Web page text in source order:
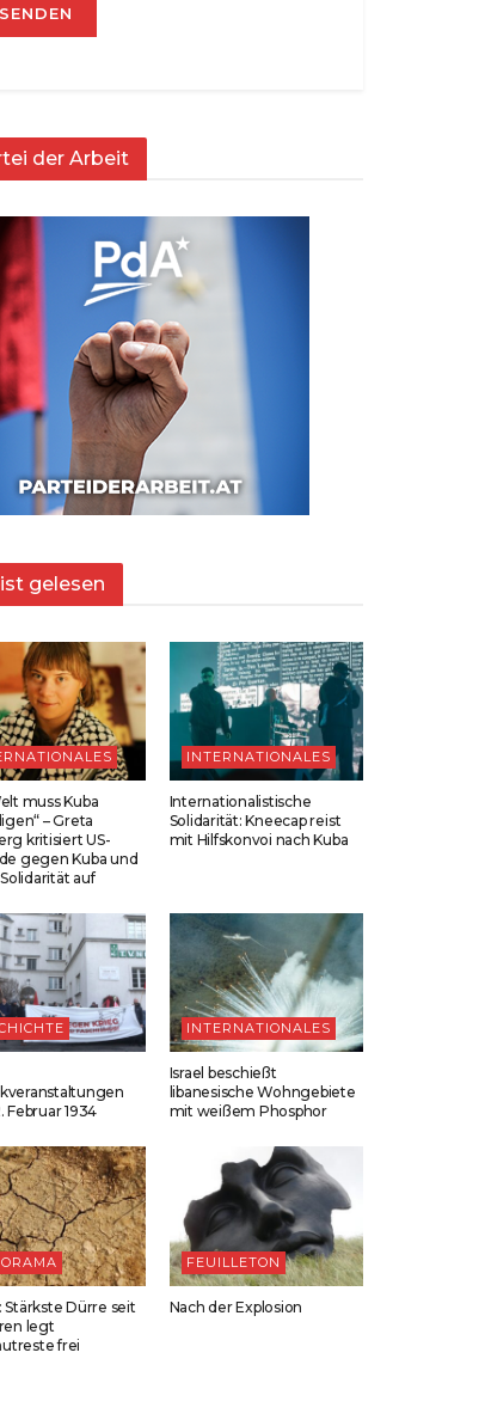
der Arbeit
gelesen
muss Kuba
– Greta
kritisiert US-
gegen Kuba und
auf
INTERNATIONALES
Internationalistische
Solidarität: Kneecap reist
mit Hilfskonvoi nach Kuba
Februar 1934
INTERNATIONALES
Israel beschießt
libanesische Wohngebiete
mit weißem Phosphor
Stärkste Dürre seit
legt
frei
FEUILLETON
Nach der Explosion